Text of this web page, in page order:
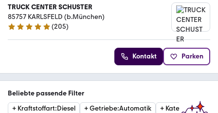
TRUCK CENTER SCHUSTER
85757 KARLSFELD (b.München)
5 Sterne
(205)
Kontakt Parken
Beliebte passende Filter
+ Kraftstoffart:Diesel +Getriebe:Automatik + Kategorie: